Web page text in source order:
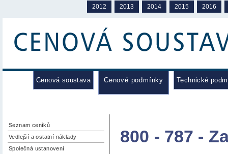
2012 2013 2014 2015 2016
Cenová soustava Cenové podmínky Technické
Seznam ceníků
Vedlejší a ostatní náklady
Společná ustanovení
800 - 787 -